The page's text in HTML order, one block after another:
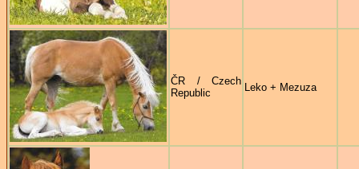
ČR / Czech
Republic
Leko + Mezuza